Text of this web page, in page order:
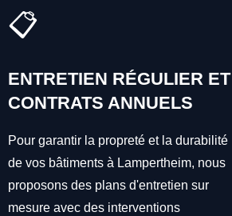
📋
ENTRETIEN RÉGULIER ET
CONTRATS ANNUELS
Pour garantir la propreté et la durabilité
de vos bâtiments à Lampertheim, nous
proposons des plans d'entretien sur
mesure avec des interventions